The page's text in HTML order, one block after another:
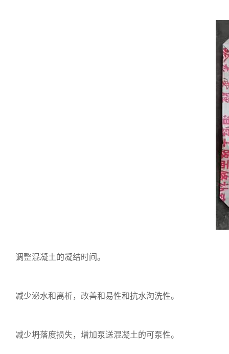
调整混凝土的凝结时间。
减少泌水和离析，改善和易性和抗水淘洗性。
减少坍落度损失，增加泵送混凝土的可泵性。